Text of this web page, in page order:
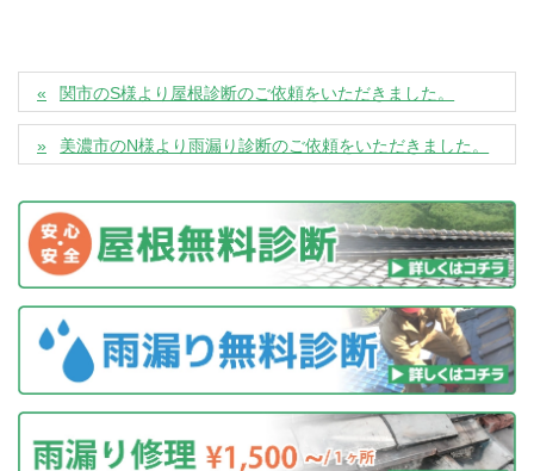
関市のS様より屋根診断のご依頼をいただきました。
美濃市のN様より雨漏り診断のご依頼をいただきました。